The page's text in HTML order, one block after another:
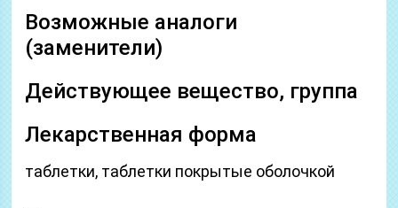
Возможные аналоги
(заменители)
Действующее вещество, группа
Лекарственная форма
таблетки, таблетки покрытые оболочкой